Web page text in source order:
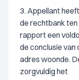
3. Appellant
de rechtbank
rapport een
de conclusie van
adres woonde.
zorgvuldig het